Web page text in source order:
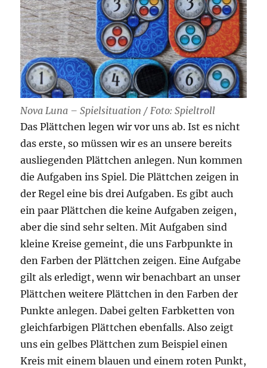
Nova Luna – Spielsituation / Foto: Spieltroll
Das Plättchen legen wir vor uns ab. Ist es nicht
das erste, so müssen wir es an unsere bereits
ausliegenden Plättchen anlegen. Nun kommen
die Aufgaben ins Spiel. Die Plättchen zeigen in
der Regel eine bis drei Aufgaben. Es gibt auch
ein paar Plättchen die keine Aufgaben zeigen,
aber die sind sehr selten. Mit Aufgaben sind
kleine Kreise gemeint, die uns Farbpunkte in
den Farben der Plättchen zeigen. Eine Aufgabe
gilt als erledigt, wenn wir benachbart an unser
Plättchen weitere Plättchen in den Farben der
Punkte anlegen. Dabei gelten Farbketten von
gleichfarbigen Plättchen ebenfalls. Also zeigt
uns ein gelbes Plättchen zum Beispiel einen
Kreis mit einem blauen und einem roten Punkt,